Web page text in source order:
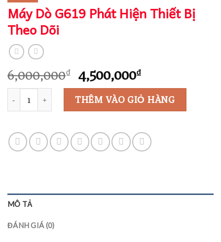
Máy Dò G619 Phát Hiện Thiết Bị
Theo Dõi
6,000,000₫
Giá
gốc
là:
6,000,000₫.
4,500,000₫
hiện
tại
là:
THÊM VÀO GIỎ HÀNG
MÔ TẢ
ĐÁNH GIÁ (0)